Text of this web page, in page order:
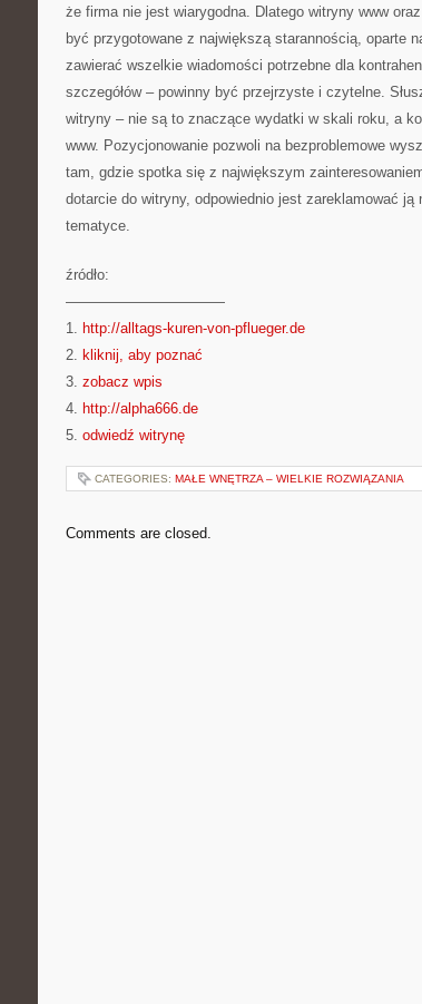
że firma nie jest wiarygodna. Dlatego witryny www
być przygotowane z największą starannością, oparte
zawierać wszelkie wiadomości potrzebne dla
szczegółów – powinny być przejrzyste i czytelne.
witryny – nie są to znaczące wydatki w skali roku, a
www. Pozycjonowanie pozwoli na bezproblemowe
tam, gdzie spotka się z największym
dotarcie do witryny, odpowiednio jest zareklamować
tematyce.
źródło:
———————————
1. http://alltags-kuren-von-pflueger.de
2. kliknij, aby poznać
3. zobacz wpis
4. http://alpha666.de
5. odwiedź witrynę
CATEGORIES: MAŁE WNĘTRZA – WIELKIE ROZWIĄZANIA
Comments are closed.